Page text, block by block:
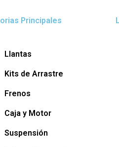
Principales
Llantas
Kits de Arrastre
Frenos
Caja y Motor
Suspensión